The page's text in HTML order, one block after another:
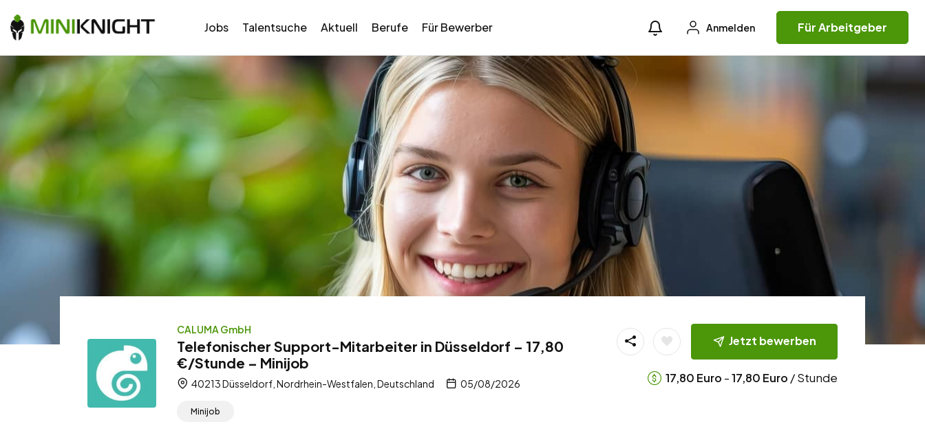
Jobs Talentsuche Aktuell Berufe Für Bewerber Anmelden Für Arbeitgeber
CALUMA GmbH
Telefonischer Support-Mitarbeiter in Düsseldorf – 17,80
€/Stunde – Minijob
40213 Düsseldorf, Nordrhein-Westfalen, Deutschland 05/08/2026
Minijob
Jetzt bewerben
17,80 Euro -17,80 Euro / Stunde